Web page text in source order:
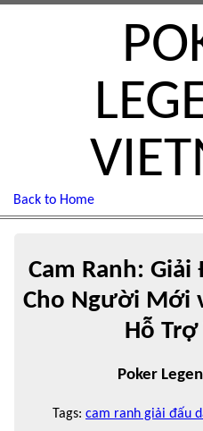
Back to Home
Cam Ranh:
Cho Người Mới
Hỗ
Poker
Tags: cam ranh giải đấu